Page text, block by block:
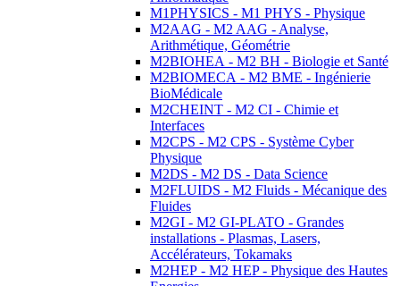
M1PHYSICS - M1 PHYS - Physique
M2AAG - M2 AAG - Analyse,
Arithmétique, Géométrie
M2BIOHEA - M2 BH - Biologie et Santé
M2BIOMECA - M2 BME - Ingénierie
BioMédicale
M2CHEINT - M2 CI - Chimie et
Interfaces
M2CPS - M2 CPS - Système Cyber
Physique
M2DS - M2 DS - Data Science
M2FLUIDS - M2 Fluids - Mécanique des
Fluides
M2GI - M2 GI-PLATO - Grandes
installations - Plasmas, Lasers,
Accélérateurs, Tokamaks
M2HEP - M2 HEP - Physique des Hautes